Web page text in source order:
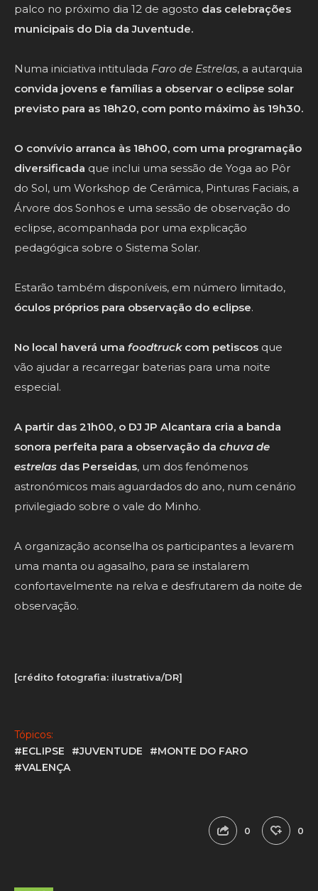
palco no próximo dia 12 de agosto das celebrações
municipais do Dia da Juventude.
Numa iniciativa intitulada Faro de Estrelas, a autarquia
convida jovens e famílias a observar o eclipse solar
previsto para as 18h20, com ponto máximo às 19h30.
O convívio arranca às 18h00, com uma programação
diversificada que inclui uma sessão de Yoga ao Pôr
do Sol, um Workshop de Cerâmica, Pinturas Faciais, a
Árvore dos Sonhos e uma sessão de observação do
eclipse, acompanhada por uma explicação
pedagógica sobre o Sistema Solar.
Estarão também disponíveis, em número limitado,
óculos próprios para observação do eclipse.
No local haverá uma foodtruckcom petiscos que
vão ajudar a recarregar baterias para uma noite
especial.
A partir das 21h00, o DJ JP Alcantara cria a banda
sonora perfeita para a observação da chuva de
estrelas das Perseidas, um dos fenómenos
astronómicos mais aguardados do ano, num cenário
privilegiado sobre o vale do Minho.
A organização aconselha os participantes a levarem
uma manta ou agasalho, para se instalarem
confortavelmente na relva e desfrutarem da noite de
observação.
[crédito fotografia: ilustrativa/DR]
Tópicos:
#ECLIPSE
#JUVENTUDE
#MONTE DO FARO
#VALENÇA
0 0